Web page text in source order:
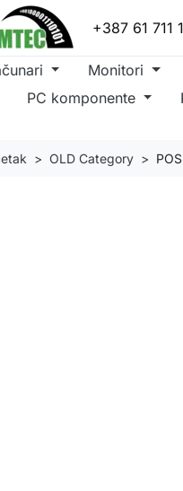
+387 61 711
Monitori
PC komponente
OLD Category